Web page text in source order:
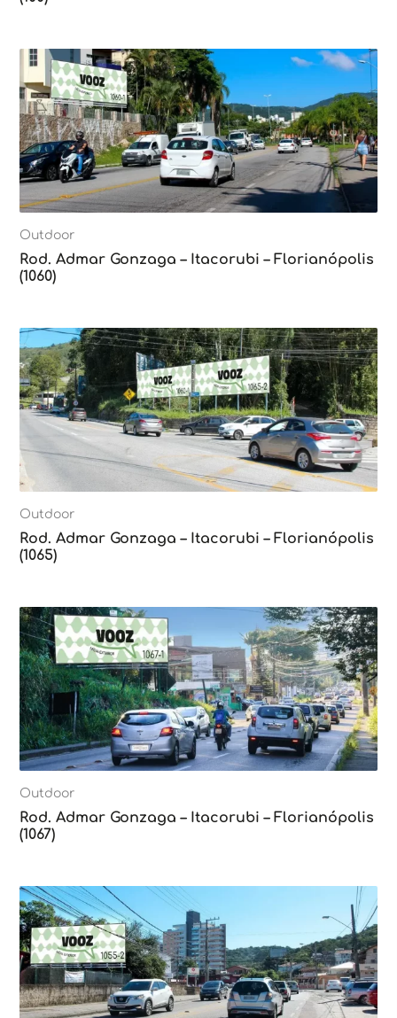
Outdoor
Rod. Admar Gonzaga – Itacorubi – Florianópolis
(1060)
Outdoor
Rod. Admar Gonzaga – Itacorubi – Florianópolis
(1065)
Outdoor
Rod. Admar Gonzaga – Itacorubi – Florianópolis
(1067)